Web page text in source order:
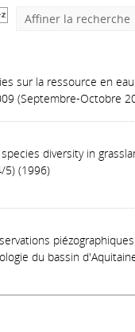
Affiner la recherche
sur la ressource en
(Septembre-Octobre
diversity in
5) (1996)
du bassin